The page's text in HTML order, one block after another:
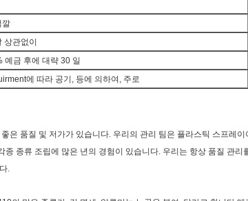
깔
관없이
예금 후에 대략 30 일
에 따라 공기, 등에 의하여, 주로
은 품질 및 저가가 있습니다. 우리의 관리 팀은 플라스틱 스프레이
종류 조립에 많은 년의 경험이 있습니다. 우리는 항상 품질 관리
.